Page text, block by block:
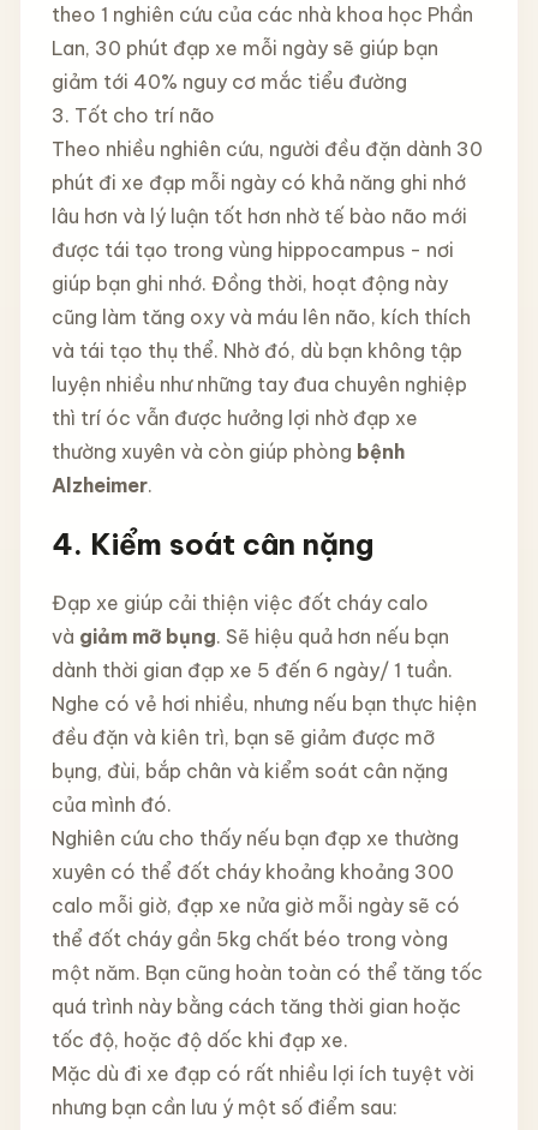
theo 1 nghiên cứu của các nhà khoa học Phần
Lan, 30 phút đạp xe mỗi ngày sẽ giúp bạn
giảm tới 40% nguy cơ mắc tiểu đường
3. Tốt cho trí não
Theo nhiều nghiên cứu, người đều đặn dành 30
phút đi xe đạp mỗi ngày có khả năng ghi nhớ
lâu hơn và lý luận tốt hơn nhờ tế bào não mới
được tái tạo trong vùng hippocampus - nơi
giúp bạn ghi nhớ. Đồng thời, hoạt động này
cũng làm tăng oxy và máu lên não, kích thích
và tái tạo thụ thể. Nhờ đó, dù bạn không tập
luyện nhiều như những tay đua chuyên nghiệp
thì trí óc vẫn được hưởng lợi nhờ đạp xe
thường xuyên và còn giúp phòng bệnh
Alzheimer.
4. Kiểm soát cân nặng
Đạp xe giúp cải thiện việc đốt cháy calo
và giảm mỡ bụng. Sẽ hiệu quả hơn nếu bạn
dành thời gian đạp xe 5 đến 6 ngày/ 1 tuần.
Nghe có vẻ hơi nhiều, nhưng nếu bạn thực hiện
đều đặn và kiên trì, bạn sẽ giảm được mỡ
bụng, đùi, bắp chân và kiểm soát cân nặng
của mình đó.
Nghiên cứu cho thấy nếu bạn đạp xe thường
xuyên có thể đốt cháy khoảng khoảng 300
calo mỗi giờ, đạp xe nửa giờ mỗi ngày sẽ có
thể đốt cháy gần 5kg chất béo trong vòng
một năm. Bạn cũng hoàn toàn có thể tăng tốc
quá trình này bằng cách tăng thời gian hoặc
tốc độ, hoặc độ dốc khi đạp xe.
Mặc dù đi xe đạp có rất nhiều lợi ích tuyệt vời
nhưng bạn cần lưu ý một số điểm sau: